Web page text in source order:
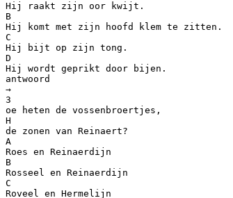
Hij raakt zijn oor kwijt.
B
Hij komt met zijn hoofd klem te zitten.
C
Hij bijt op zijn tong.
D
Hij wordt geprikt door bijen.
antwoord
→
3
oe heten de vossenbroertjes,
H
de zonen van Reinaert?
A
Roes en Reinaerdijn
B
Rosseel en Reinaerdijn
C
Roveel en Hermelijn